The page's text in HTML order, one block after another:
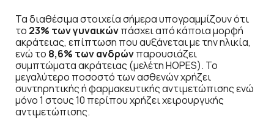
Τα διαθέσιμα στοιχεία σήμερα υπογραμμίζουν ότι
το 23% των γυναικώνπάσχει από κάποια μορφή
ακράτειας, επίπτωση που αυξάνεται με την ηλικία,
ενώ το 8,6% των ανδρώνπαρουσιάζει
συμπτώματα ακράτειας (μελέτη HOPES). Το
μεγαλύτερο ποσοστό των ασθενών χρήζει
συντηρητικής ή φαρμακευτικής αντιμετώπισης ενώ
μόνο 1 στους 10 περίπου χρήζει χειρουργικής
αντιμετώπισης.